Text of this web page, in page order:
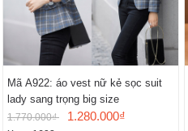
Mã A922: áo vest nữ kẻ sọc suit
lady sang trọng big size
1.770.000₫ 1.280.000₫